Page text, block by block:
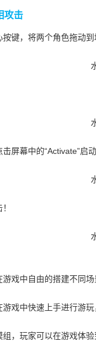
攻击
键，将两个角色拖动到
屏幕中的“Activate”启动
戏中自由的搭建不同场
戏中快速上手进行游玩
，玩家可以在游戏体验